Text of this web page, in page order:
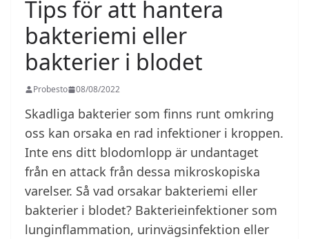
Tips för att hantera
bakteriemi eller
bakterier i blodet
Probesto 08/08/2022
Skadliga bakterier som finns runt omkring
oss kan orsaka en rad infektioner i kroppen.
Inte ens ditt blodomlopp är undantaget
från en attack från dessa mikroskopiska
varelser. Så vad orsakar bakteriemi eller
bakterier i blodet? Bakterieinfektioner som
lunginflammation, urinvägsinfektion eller